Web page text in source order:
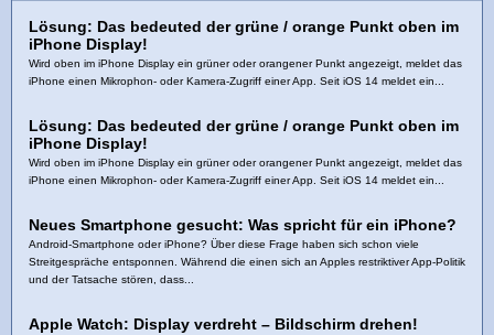
Lösung: Das bedeuted der grüne / orange Punkt oben im
iPhone Display!
Wird oben im iPhone Display ein grüner oder orangener Punkt angezeigt, meldet das
iPhone einen Mikrophon- oder Kamera-Zugriff einer App. Seit iOS 14 meldet ein...
Lösung: Das bedeuted der grüne / orange Punkt oben im
iPhone Display!
Wird oben im iPhone Display ein grüner oder orangener Punkt angezeigt, meldet das
iPhone einen Mikrophon- oder Kamera-Zugriff einer App. Seit iOS 14 meldet ein...
Neues Smartphone gesucht: Was spricht für ein iPhone?
Android-Smartphone oder iPhone? Über diese Frage haben sich schon viele
Streitgespräche entsponnen. Während die einen sich an Apples restriktiver App-Politik
und der Tatsache stören, dass...
Apple Watch: Display verdreht – Bildschirm drehen!